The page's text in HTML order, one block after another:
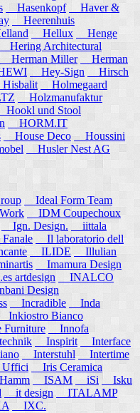
Hasenkopf
Haver &
Heerenhuis
Hellux
Henge
Hering Architectural
Herman Miller
Herman
Hey-Sign
Hirsch
Holmegaard
Holzmanufaktur
Hookl und Stool
HORM.IT
House Deco
Houssini
Husler Nest AG
Ideal Form Team
IDM Coupechoux
Ign. Design.
iittala
Il laboratorio dell
ILIDE
Illulian
Imamura Design
artdesign
INALCO
Design
Incradible
Inda
Inkiostro Bianco
Innofa
Inspirit
Interface
Interstuhl
Intertime
Iris Ceramica
ISAM iSi Isku
it design
ITALAMP
IXC.